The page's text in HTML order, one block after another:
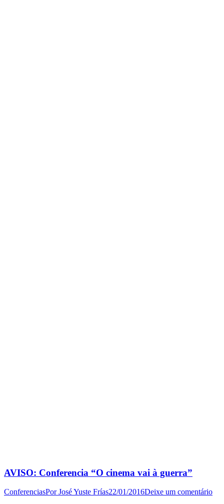
AVISO: Conferencia “O cinema vai à guerra”
ConferenciasPorJosé Yuste Frías22/01/2016Deixe um comentário